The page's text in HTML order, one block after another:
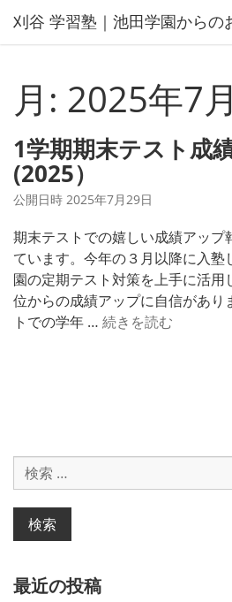
刈谷 学習塾｜池田学園からの
月: 2025年7月
1学期期末テスト成
(2025）
公開日時 2025年7月29日
期末テストでの嬉しい成績アップ
ています。今年の３月以降に入塾
園の定期テスト対策を上手に活用
位からの成績アップに自信があ
トでの学年 … 続きを読む
成
最近の投稿